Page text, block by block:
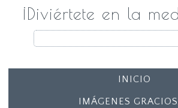
¡Diviértete en la
INICIO
IMÁGENES